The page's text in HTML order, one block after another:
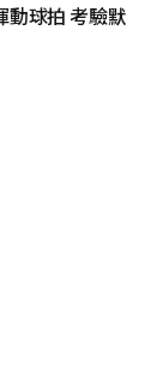
動球拍 考驗默